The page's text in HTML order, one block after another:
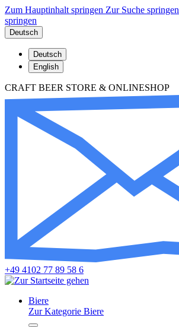
Zum Hauptinhalt springen Zur Suche springen
springen
Deutsch
Deutsch
English
CRAFT BEER STORE & ONLINESHOP
+49 4102 77 89 58 6
Biere
Zur Kategorie Biere